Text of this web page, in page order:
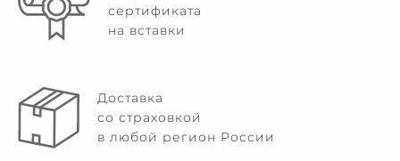
сертификата
на вставки
Доставка
со страховкой
в любой регион России